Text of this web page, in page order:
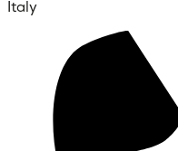
Italy